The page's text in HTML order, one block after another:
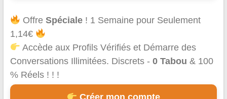
OffreSpéciale ! 1 Semaine pour Seulement
1,14€
Accède aux Profils Vérifiés et Démarre des
Conversations Illimitées. Discrets - 0 Tabou & 100
% Réels ! ! !
Créer mon compte